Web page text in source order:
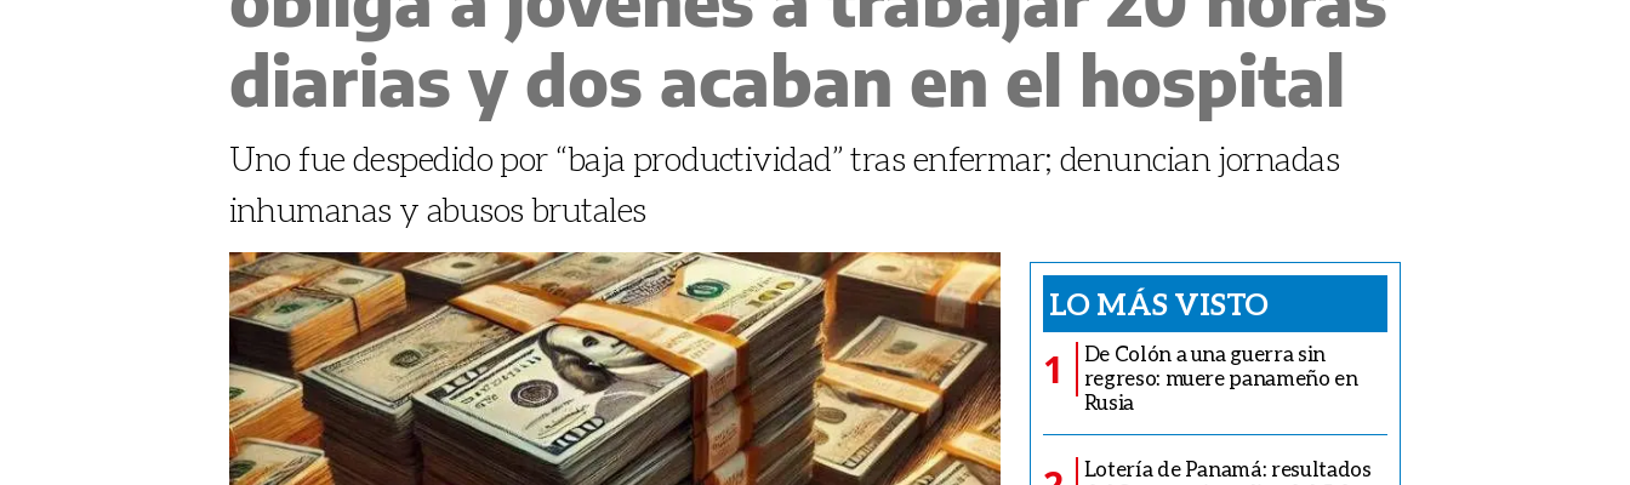
diarias y dos acaban en el hospital
Uno fue despedido por “baja productividad” tras enfermar; denuncian jornadas
inhumanas y abusos brutales
LO MÁS VISTO
1
De Colón a una guerra sin
regreso: muere panameño en
Rusia
Lotería de Panamá: resultados